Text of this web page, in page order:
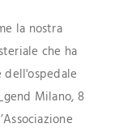
la nostra
che ha
Milano, 8